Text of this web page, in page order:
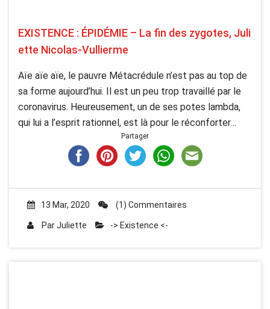
EXISTENCE : ÉPIDÉMIE – La fin des zygotes, Juli
ette Nicolas-Vullierme
Aïe aïe aïe, le pauvre Métacrédule n’est pas au top de
sa forme aujourd’hui. Il est un peu trop travaillé par le
coronavirus. Heureusement, un de ses potes lambda,
qui lui a l’esprit rationnel, est là pour le réconforter…
Partager
13 Mar, 2020 (1) Commentaires
ParJuliette -> Existence <-